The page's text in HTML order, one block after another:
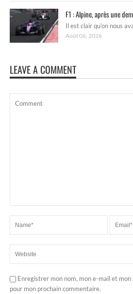
F1 : Alpine, après une
Il est clair qu’on nous
Août 06, 2026
LEAVE A COMMENT
Enregistrer mon nom, mon e-mail et
pour mon prochain commentaire.